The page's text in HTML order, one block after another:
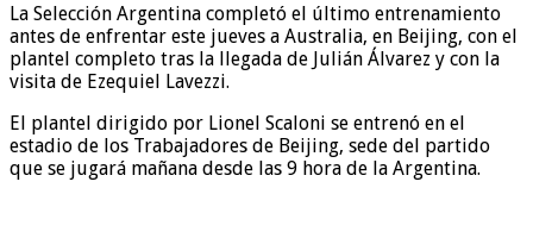
La Selección Argentina completó el último entrenamiento
antes de enfrentar este jueves a Australia, en Beijing, con el
plantel completo tras la llegada de Julián Álvarez y con la
visita de Ezequiel Lavezzi.
El plantel dirigido por Lionel Scaloni se entrenó en el
estadio de los Trabajadores de Beijing, sede del partido
que se jugará mañana desde las 9 hora de la Argentina.